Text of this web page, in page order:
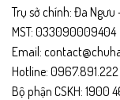
Trụ sở chính: Đa Ngưu
MST: 033090009404
Email:
Hotline: 0967.891.222
Bộ phận CSKH: 1900